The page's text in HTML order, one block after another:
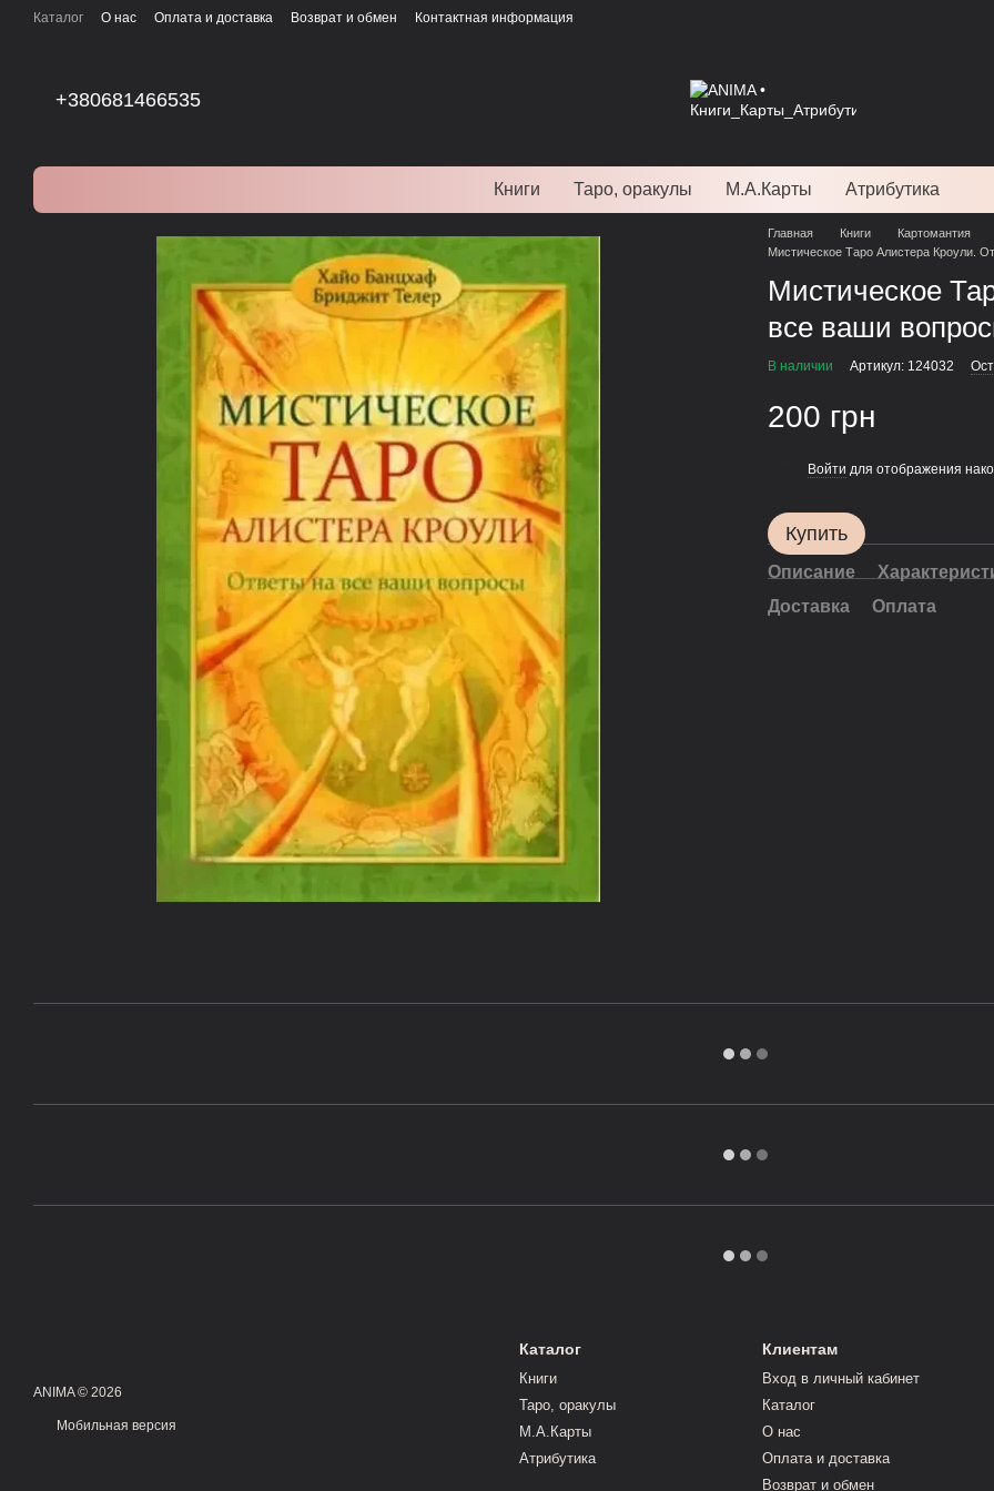
Перейти к основному контенту
Каталог О нас Оплата и доставка Возврат и обмен Контактная информация
+380681466535
Книги Таро, оракулы М.А.Карты Атрибутика
Главная Книги
Картомантия
Мистическое Таро Алистера Кроули.
Мистическое
все ваши
В наличии Артикул: 124032
200 грн
Войти для отображения
Купить
Описание
Доставка
Оплата
ANIMA © 2026
Мобильная версия
Каталог
Книги
Таро, оракулы
М.А.Карты
Атрибутика
Клиентам
Вход в личный кабинет
Каталог
О нас
Оплата и доставка
Возврат и обмен